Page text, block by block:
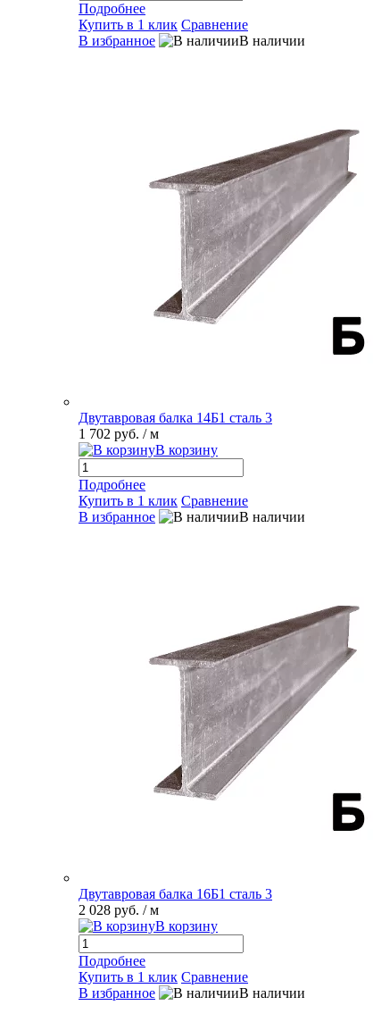
Подробнее
Купить в 1 клик Сравнение
В избранное
В наличии
Двутавровая балка 14Б1 сталь 3
1 702 руб. / м
В корзину
Подробнее
Купить в 1 клик Сравнение
В избранное
В наличии
Двутавровая балка 16Б1 сталь 3
2 028 руб. / м
В корзину
Подробнее
Купить в 1 клик Сравнение
В избранное
В наличии